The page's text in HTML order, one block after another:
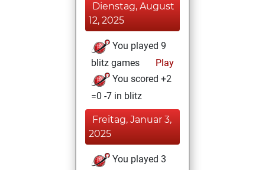
Dienstag, August
12, 2025
You played 9
blitz games
Play
You scored +2
=0 -7 in blitz
Freitag, Januar 3,
2025
You played 3